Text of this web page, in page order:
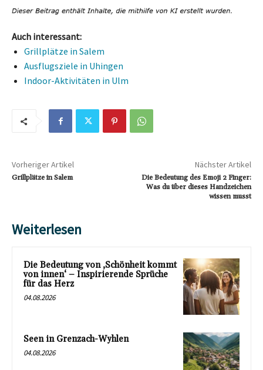
Auch interessant:
Grillplätze in Salem
Ausflugsziele in Uhingen
Indoor-Aktivitäten in Ulm
Vorheriger Artikel
Grillplätze in Salem
Nächster Artikel
Die Bedeutung des Emoji 2 Finger:
Was du über dieses Handzeichen
wissen musst
Weiterlesen
Die Bedeutung von ‚Schönheit kommt
von innen‘ – Inspirierende Sprüche
für das Herz
04.08.2026
Seen in Grenzach-Wyhlen
04.08.2026